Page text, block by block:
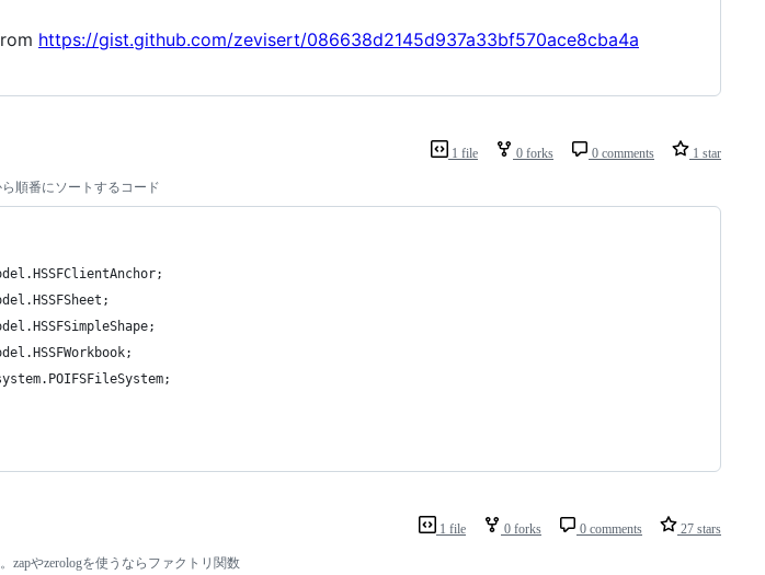
https://gist.github.com/zevisert/086638d2145d937a33bf570ace8cba4a
1 file 0 forks 0 comments 1 star
順番にソートするコード
1 file 0 forks 0 comments 27 stars
zapやzerologを使うならファクトリ関数